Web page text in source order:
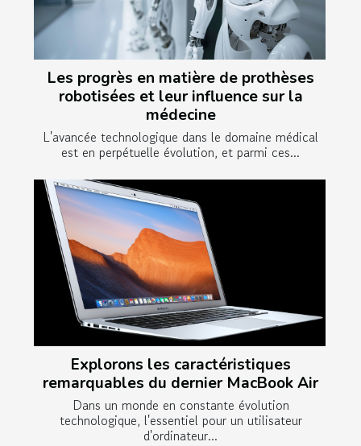
Les progrès en matière de prothèses
robotisées et leur influence sur la
médecine
L'avancée technologique dans le domaine médical
est en perpétuelle évolution, et parmi ces...
Explorons les caractéristiques
remarquables du dernier MacBook Air
Dans un monde en constante évolution
technologique, l'essentiel pour un utilisateur
d'ordinateur...